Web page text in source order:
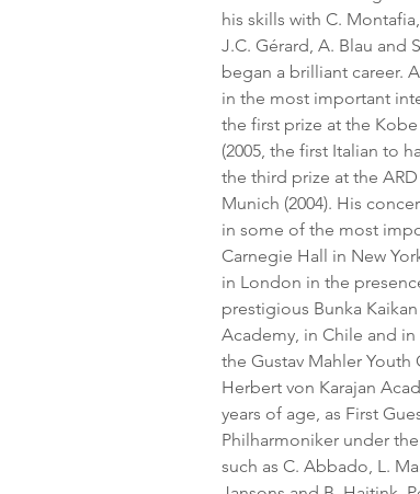
his skills with C.
J.C. Gérard, A. Blau and
began a brilliant career.
in the most important
the first prize at the
(2005, the first Italian to
the third prize at the
Munich (2004). His
in some of the most
Carnegie Hall in New
in London in the
prestigious Bunka
Academy, in Chile and
the Gustav Mahler
Herbert von Karajan
years of age, as First
Philharmoniker under
such as C. Abbado, L.